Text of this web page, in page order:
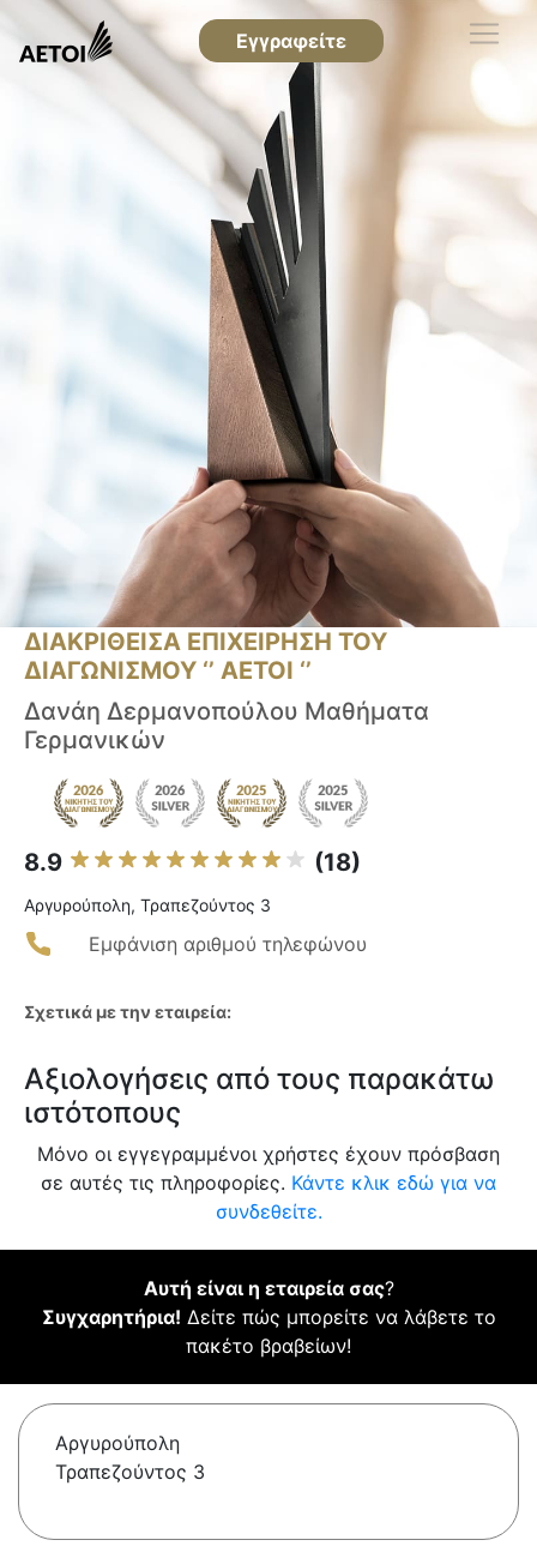
Εγγραφείτε
ΔΙΑΚΡΙΘΕΙΣΑ ΕΠΙΧΕΙΡΗΣΗ ΤΟΥ
ΔΙΑΓΩΝΙΣΜΟΥ ‘’ ΑΕΤΟΙ ‘’
Δανάη Δερμανοπούλου Μαθήματα
Γερμανικών
8.9 (18)
Αργυρούπολη, Τραπεζούντος 3
Εμφάνιση αριθμού τηλεφώνου
Σχετικά με την εταιρεία:
Αξιολογήσεις από τους παρακάτω
ιστότοπους
Μόνο οι εγγεγραμμένοι χρήστες έχουν πρόσβαση
σε αυτές τις πληροφορίες. Κάντε κλικ εδώ για να
συνδεθείτε.
Αυτή είναι η εταιρεία σας?
Συγχαρητήρια! Δείτε πώς μπορείτε να λάβετε το
πακέτο βραβείων!
Αργυρούπολη
Τραπεζούντος 3